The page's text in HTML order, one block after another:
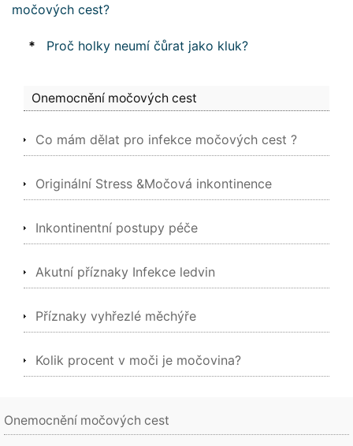
močových cest?
* Proč holky neumí čůrat jako kluk?
Onemocnění močových cest
Co mám dělat pro infekce močových cest ?
Originální Stress &Močová inkontinence
Inkontinentní postupy péče
Akutní příznaky Infekce ledvin
Příznaky vyhřezlé měchýře
Kolik procent v moči je močovina?
Onemocnění močových cest